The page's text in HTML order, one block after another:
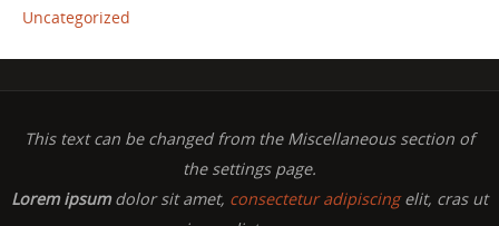
Uncategorized
This text can be changed from the Miscellaneous section of
the settings page.
Lorem ipsumdolor sit amet, consectetur adipiscingelit, cras ut